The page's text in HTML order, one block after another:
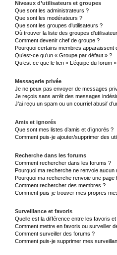
Niveaux d’utilisateurs et groupes
Que sont les administrateurs ?
Que sont les modérateurs ?
Que sont les groupes d’utilisateurs ?
Où trouver la liste des groupes
Comment devenir chef de groupe ?
Pourquoi certains membres apparaissent
Qu’est-ce qu’un « Groupe par défaut » ?
Qu’est-ce que le lien « L’équipe du forum
Messagerie privée
Je ne peux pas envoyer de messages
Je reçois sans arrêt des messages
J’ai reçu un spam ou un courriel abusif
Amis et ignorés
Que sont mes listes d’amis et d’ignorés ?
Comment puis-je ajouter/supprimer des
Recherche dans les forums
Comment rechercher dans les forums ?
Pourquoi ma recherche ne renvoie aucun
Pourquoi ma recherche renvoie une page
Comment rechercher des membres ?
Comment puis-je trouver mes propres
Surveillance et favoris
Quelle est la différence entre les favoris
Comment mettre en favoris ou surveiller
Comment surveiller des forums ?
Comment puis-je supprimer mes